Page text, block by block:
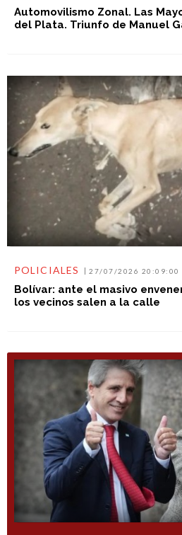
Automovilismo Zonal. Las
del Plata. Triunfo de Manuel
POLICIALES 27/07/2026 20:09:00
Bolívar: ante el masivo
los vecinos salen a la calle